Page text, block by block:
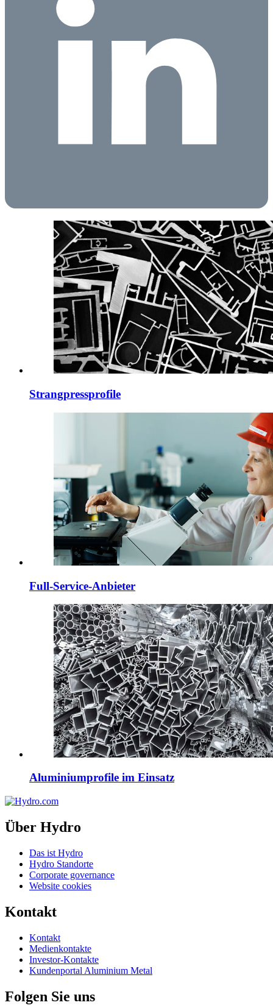
Strangpressprofile
Full-Service-Anbieter
Aluminiumprofile im Einsatz
Über Hydro
Das ist Hydro
Hydro Standorte
Corporate governance
Website cookies
Kontakt
Kontakt
Medienkontakte
Investor-Kontakte
Kundenportal Aluminium Metal
Folgen Sie uns